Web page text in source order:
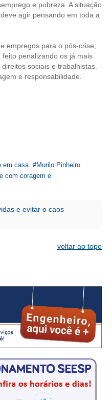
e pobreza. A situação
agir pensando em toda a
empregos para o pós-crise,
penalizando os já mais
sociais e trabalhistas.
e responsabilidade.
em casa
Murilo Pinheiro
com coragem e
e evitar o caos
voltar ao topo